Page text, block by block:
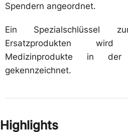
Spendern angeordnet.
Ein Spezialschlüssel
Ersatzprodukten
Medizinprodukte in
gekennzeichnet.
Highlights